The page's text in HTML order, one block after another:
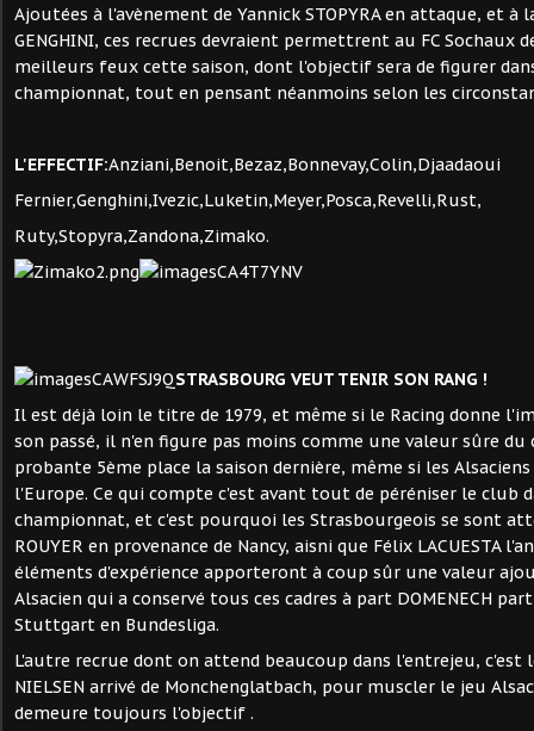
Ajoutées à l'avènement de Yannick STOPYRA en attaque, et à
GENGHINI, ces recrues devraient permettrent au FC Sochaux
meilleurs feux cette saison, dont l'objectif sera de figurer
championnat, tout en pensant néanmoins selon les
L'EFFECTIF:Anziani,Benoit,Bezaz,Bonnevay,Colin,Djaadaoui
Fernier,Genghini,Ivezic,Luketin,Meyer,Posca,Revelli,Rust,
Ruty,Stopyra,Zandona,Zimako.
STRASBOURG VEUT TENIR SON RANG !
Il est déjà loin le titre de 1979, et même si le Racing donne
son passé, il n'en figure pas moins comme une valeur sûre du
probante 5ème place la saison dernière, même si les
l'Europe. Ce qui compte c'est avant tout de péréniser le club
championnat, et c'est pourquoi les Strasbourgeois se sont
ROUYER en provenance de Nancy, aisni que Félix LACUESTA
éléments d'expérience apporteront à coup sûr une valeur
Alsacien qui a conservé tous ces cadres à part DOMENECH
Stuttgart en Bundesliga.
L'autre recrue dont on attend beaucoup dans l'entrejeu, c'est
NIELSEN arrivé de Monchenglatbach, pour muscler le jeu
demeure toujours l'objectif .